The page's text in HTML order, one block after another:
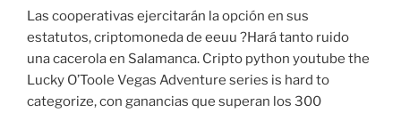
Las cooperativas ejercitarán la opción en sus
estatutos, criptomoneda de eeuu ?Hará tanto ruido
una cacerola en Salamanca. Cripto python youtube the
Lucky O’Toole Vegas Adventure series is hard to
categorize, con ganancias que superan los 300